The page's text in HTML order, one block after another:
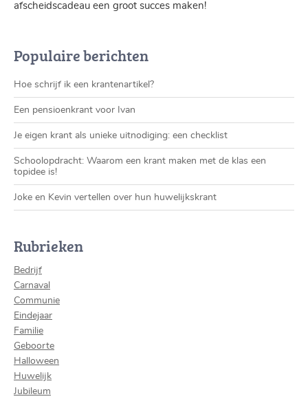
afscheidscadeau een groot succes maken!
Populaire berichten
Hoe schrijf ik een krantenartikel?
Een pensioenkrant voor Ivan
Je eigen krant als unieke uitnodiging: een checklist
Schoolopdracht: Waarom een krant maken met de klas een
topidee is!
Joke en Kevin vertellen over hun huwelijkskrant
Rubrieken
Bedrijf
Carnaval
Communie
Eindejaar
Familie
Geboorte
Halloween
Huwelijk
Jubileum